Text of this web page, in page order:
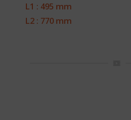
L1 : 495 mm
L2 : 770 mm